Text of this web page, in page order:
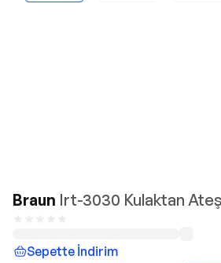
Braun Irt-3030 Kulaktan
Sepette İndirim